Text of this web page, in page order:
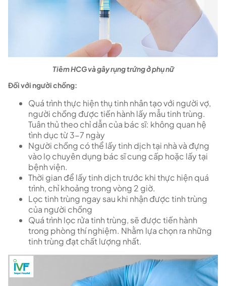
Tiêm HCG và gây rụng trứng ở phụ nữ
Đối với người chồng:
Quá trình thực hiện thụ tinh nhân tạo với người vợ,
người chồng được tiến hành lấy mẫu tinh trùng.
Tuân thủ theo chỉ dẫn của bác sĩ: không quan hệ
tình dục từ 3-7 ngày
Người chồng có thể lấy tinh dịch tại nhà và đựng
vào lọ chuyên dụng bác sĩ cung cấp hoặc lấy tại
bệnh viện.
Thời gian để lấy tinh dịch trước khi thực hiện quá
trình, chỉ khoảng trong vòng 2 giờ.
Lọc tinh trùng ngay sau khi nhận được tinh trùng
của người chồng
Quá trình lọc rửa tinh trùng, sẽ được tiến hành
trong phòng thí nghiệm. Nhằm lựa chọn ra những
tinh trùng đạt chất lượng nhất.